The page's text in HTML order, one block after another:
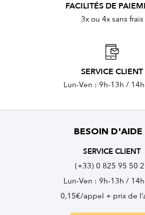
FACILITÉS DE
3x ou 4x sans frais
SERVICE CLIENT
Lun-Ven : 9h-13h /
BESOIN D'AIDE
SERVICE CLIENT
(+33) 0 825 95 50
Lun-Ven : 9h-13h /
0,15€/appel + prix de